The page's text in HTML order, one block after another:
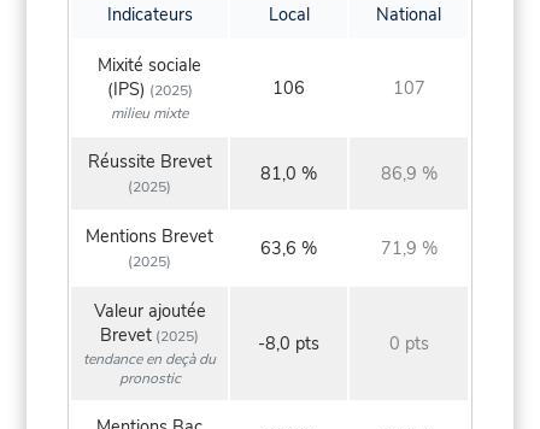
Indicateurs Local National
Mixité sociale
(IPS) (2025)
milieu mixte
106 107
Réussite Brevet
(2025)
81,0 % 86,9 %
Mentions Brevet
(2025)
63,6 % 71,9 %
Valeur ajoutée
Brevet (2025)
tendance en deçà du
pronostic
-8,0 pts 0 pts